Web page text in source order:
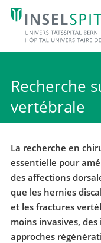
Recherche
vertébrale
La recherche en
essentielle pour
des affections
que les hernies
et les fractures
moins invasives,
approches